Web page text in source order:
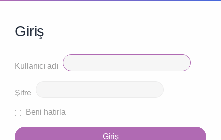
Giriş
Kullanıcı adı
Şifre
Beni hatırla